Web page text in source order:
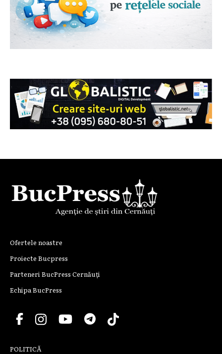
Ofertele noastre
Proiecte Bucpress
Parteneri BucPress Cernăuți
Echipa BucPress
POLITICĂ